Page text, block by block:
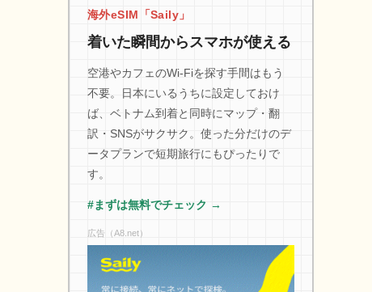
海外eSIM「Saily」
着いた瞬間からスマホが使える
空港やカフェのWi-Fiを探す手間はもう
不要。日本にいるうちに設定しておけ
ば、ベトナム到着と同時にマップ・翻
訳・SNSがサクサク。使った分だけのデ
ータプランで短期旅行にもぴったりで
す。
#まずは無料でチェック →
広告（A8.net）